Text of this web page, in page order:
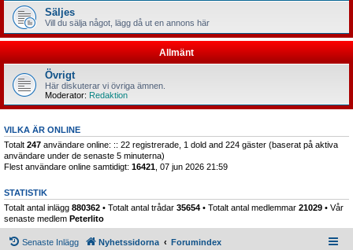
Säljes
Vill du sälja något, lägg då ut en annons här
Allmänt
Övrigt
Här diskuterar vi övriga ämnen.
Moderator: Redaktion
VILKA ÄR ONLINE
Totalt 247 användare online: :: 22 registrerade, 1 dold and 224 gäster (baserat på aktiva
användare under de senaste 5 minuterna)
Flest användare online samtidigt: 16421 , 07 jun 2026 21:59
STATISTIK
Totalt antal inlägg 880362 • Totalt antal trådar 35654 • Totalt antal medlemmar 21029 • Vår
senaste medlem Peterlito
Senaste Inlägg Nyhetssidorna Forumindex